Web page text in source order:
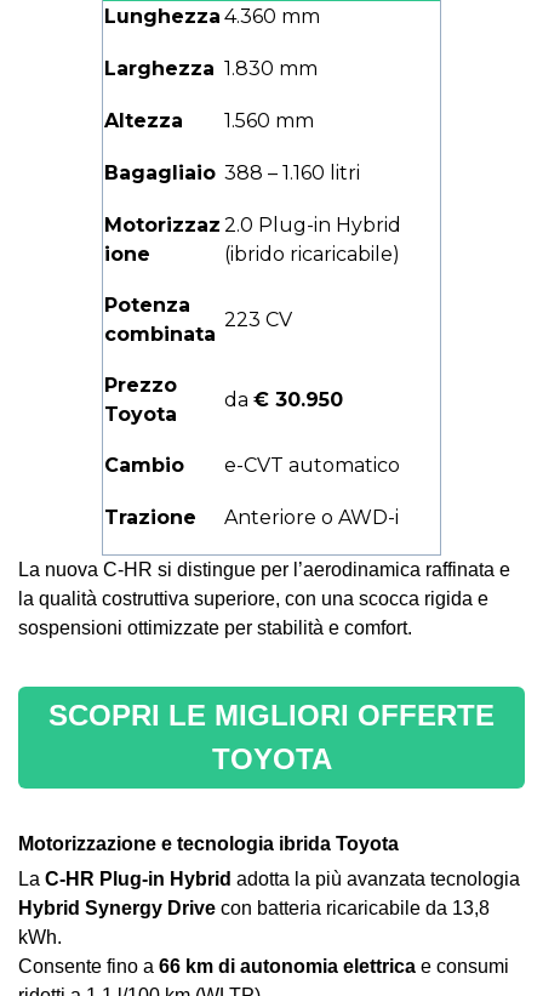
Lunghezza 4.360 mm
Larghezza 1.830 mm
Altezza 1.560 mm
Bagagliaio 388 – 1.160 litri
Motorizzaz
ione
2.0 Plug-in Hybrid
(ibrido ricaricabile)
Potenza
combinata
223 CV
Prezzo
Toyota
da € 30.950
Cambio e-CVT automatico
Trazione Anteriore o AWD-i
La nuova C-HR si distingue per l’aerodinamica raffinata e
la qualità costruttiva superiore, con una scocca rigida e
sospensioni ottimizzate per stabilità e comfort.
SCOPRI LE MIGLIORI OFFERTE
TOYOTA
Motorizzazione e tecnologia ibrida Toyota
La C-HR Plug-in Hybrid adotta la più avanzata tecnologia
Hybrid Synergy Drive con batteria ricaricabile da 13,8
kWh.
Consente fino a 66 km di autonomia elettrica e consumi